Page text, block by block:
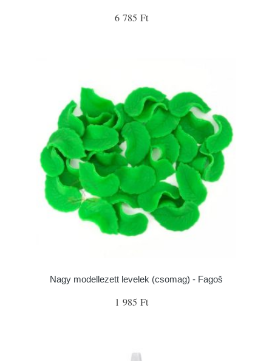
6 785 Ft
Nagy modellezett levelek (csomag) - Fagoš
1 985 Ft